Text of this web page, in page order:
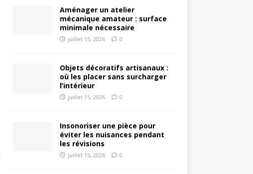
Aménager un atelier
mécanique amateur : surface
minimale nécessaire
juillet 15, 2026 0
Objets décoratifs artisanaux :
où les placer sans surcharger
l’intérieur
juillet 15, 2026 0
Insonoriser une pièce pour
éviter les nuisances pendant
les révisions
juillet 15, 2026 0